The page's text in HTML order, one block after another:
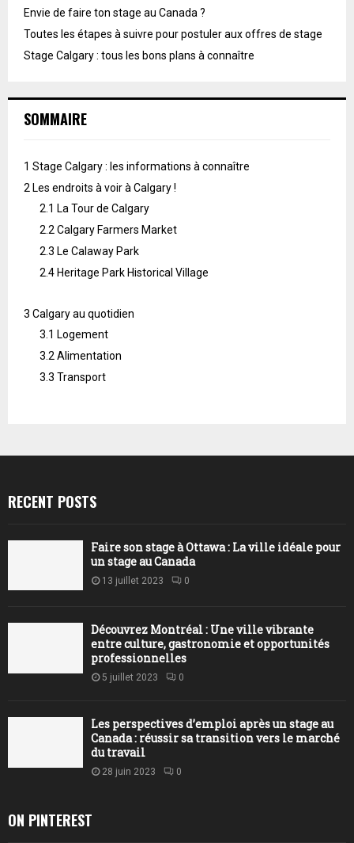
Envie de faire ton stage au Canada ?
Toutes les étapes à suivre pour postuler aux offres de stage
Stage Calgary : tous les bons plans à connaître
SOMMAIRE
1 Stage Calgary : les informations à connaître
2 Les endroits à voir à Calgary !
2.1 La Tour de Calgary
2.2 Calgary Farmers Market
2.3 Le Calaway Park
2.4 Heritage Park Historical Village
3 Calgary au quotidien
3.1 Logement
3.2 Alimentation
3.3 Transport
RECENT POSTS
Faire son stage à Ottawa : La ville idéale pour
un stage au Canada
13 juillet 2023 0
Découvrez Montréal : Une ville vibrante
entre culture, gastronomie et opportunités
professionnelles
5 juillet 2023 0
Les perspectives d’emploi après un stage au
Canada : réussir sa transition vers le marché
du travail
28 juin 2023 0
ON PINTEREST